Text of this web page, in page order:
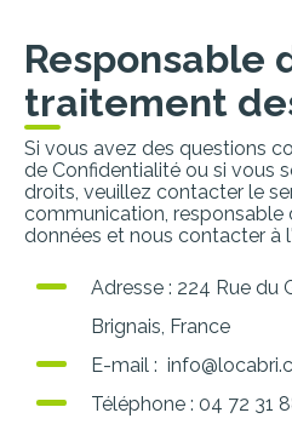
Responsable
traitement
Si vous avez des questions
de Confidentialité ou si vous
droits, veuillez contacter le
communication, responsable
données et nous contacter à
Adresse : 224 Rue du
Brignais, France
E-mail :
Téléphone : 04 72 31